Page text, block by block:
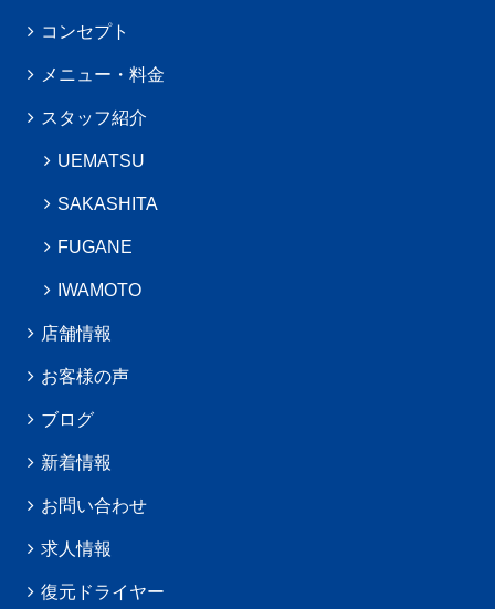
コンセプト
メニュー・料金
スタッフ紹介
UEMATSU
SAKASHITA
FUGANE
IWAMOTO
店舗情報
お客様の声
ブログ
新着情報
お問い合わせ
求人情報
復元ドライヤー